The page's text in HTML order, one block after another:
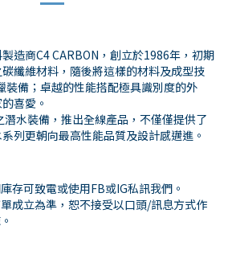
造商C4 CARBON，創立於1986年，初期
纖維材料，隨後將這樣的材料及成型技
裝備；卓越的性能搭配極具識別度的外
喜愛。
水裝備，推出全線產品，不僅僅提供了
列更朝向最高性能品質及設計感邁進。
存可致電或使用FB或IG私訊我們。
成立為準，恕不接受以口頭/訊息方式作